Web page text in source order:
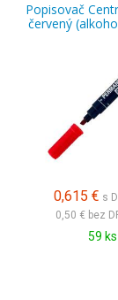
Popisovač
červený
0,615 € s
0,50 € bez
59 ks